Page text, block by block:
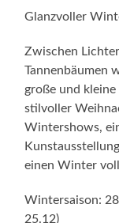
Glanzvoller
Zwischen
Tannenbäumen
große und
stilvoller
Wintershows,
einen Winter
Wintersaison:
25.12)